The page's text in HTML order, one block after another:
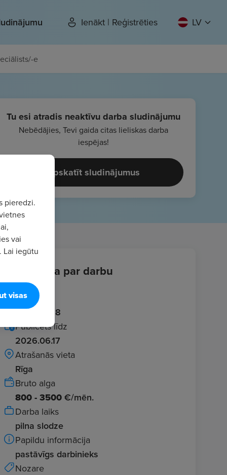
Ienākt | Reģistrēties LV
e
Tu esi atradis neaktīvu darba sludinājumu
Nebēdājies, Tevi gaida citas lieliskas darba
iespējas!
Apskatīt sludinājumus
Informācija par darbu
Ievadīts
2026.05.18
Publicēts līdz
2026.06.17
Atrašanās vieta
Rīga
Bruto alga
800 - 3500 €/mēn.
Darba laiks
pilna slodze
Papildu informācija
pastāvīgs darbinieks
Nozare
pieredzi.
vai
Lai iegūtu
visas